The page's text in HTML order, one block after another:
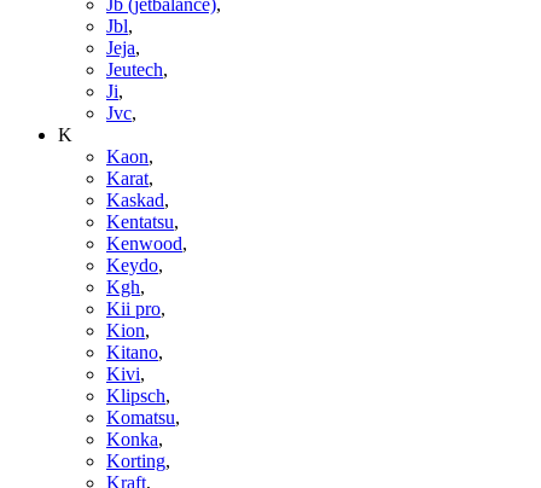
Jbl,
Jeja,
Jeutech,
Ji,
Jvc,
K
Kaon,
Karat,
Kaskad,
Kentatsu,
Kenwood,
Keydo,
Kgh,
Kii pro,
Kion,
Kitano,
Kivi,
Klipsch,
Komatsu,
Konka,
Korting,
Kraft,